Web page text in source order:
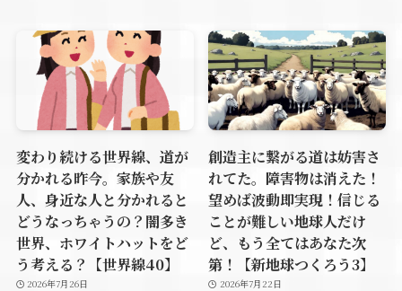
変わり続ける世界線、道が
分かれる昨今。家族や友
人、身近な人と分かれると
どうなっちゃうの？闇多き
世界、ホワイトハットをど
う考える？【世界線40】
2026年7月26日
創造主に繋がる道は妨害さ
れてた。障害物は消えた！
望めば波動即実現！信じる
ことが難しい地球人だけ
ど、もう全てはあなた次
第！【新地球つくろう3】
2026年7月22日